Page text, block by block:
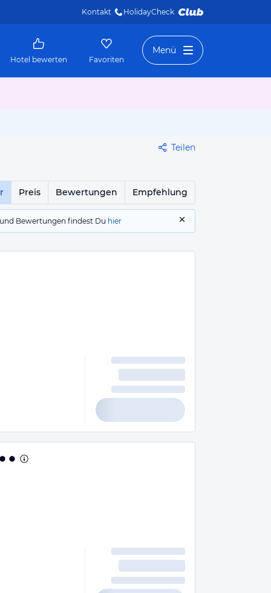
Kontakt HolidayCheck
Hotel bewerten Favoriten
Menü
Teilen
Preis Bewertungen Empfehlung
Bewertungen findest Du hier